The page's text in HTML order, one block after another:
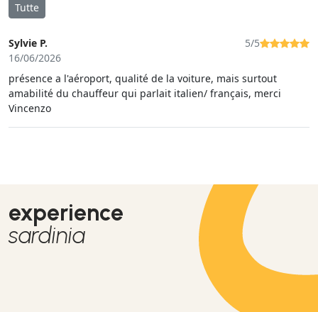
Tutte
Sylvie P.
16/06/2026
5/5
présence a l'aéroport, qualité de la voiture, mais surtout
amabilité du chauffeur qui parlait italien/ français, merci
Vincenzo
experience
sardinia